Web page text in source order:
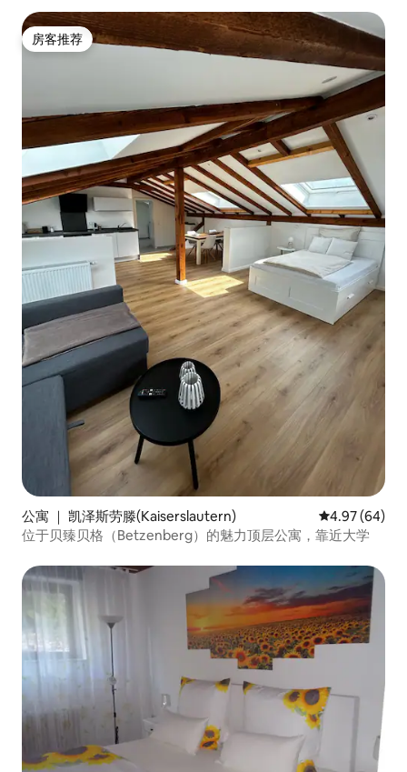
房客推荐
房客推荐
公寓 ｜ 凯泽斯劳滕(Kaiserslautern) 平均评分 4.97
4.97 (64)
位于贝臻贝格（Betzenberg）的魅力顶层公寓，靠近大学